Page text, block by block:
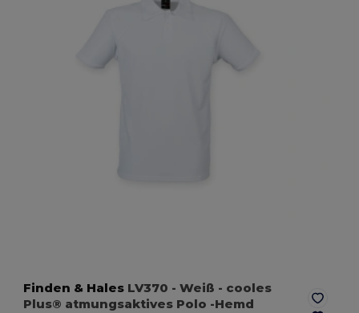
Finden & Hales LV370 - Weiß - cooles
Plus® atmungsaktives Polo -Hemd